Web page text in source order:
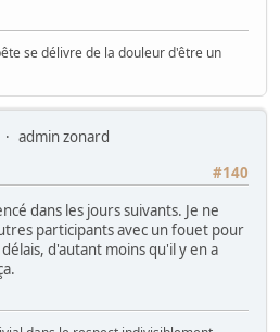
se délivre de la douleur d'être un
admin zonard
#140
dans les jours suivants. Je ne
participants avec un fouet pour
d'autant moins qu'il y en a